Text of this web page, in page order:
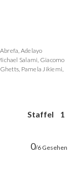
, Adelayo
Salami, Giacomo
Ghetts, Pamela Jikiemi,
Staffel 1
0/6 Gesehen